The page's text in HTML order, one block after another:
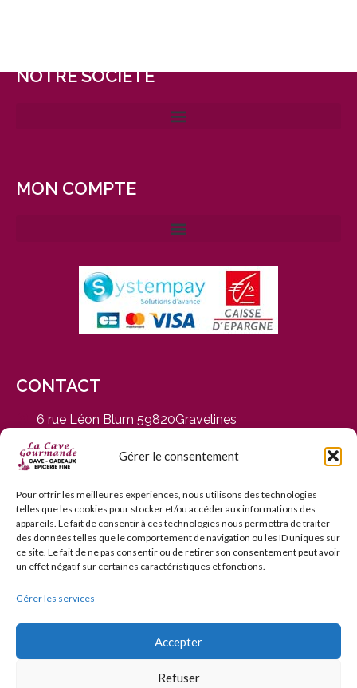
Gérer le consentement
Pour offrir les meilleures expériences, nous utilisons des technologies
telles que les cookies pour stocker et/ou accéder aux informations des
appareils. Le fait de consentir à ces technologies nous permettra de traiter
des données telles que le comportement de navigation ou les ID uniques sur
ce site. Le fait de ne pas consentir ou de retirer son consentement peut avoir
un effet négatif sur certaines caractéristiques et fonctions.
Gérer les services
Accepter
Refuser
NOTRE SOCIÉTÉ
MON COMPTE
CONTACT
6 rue Léon Blum 59820Gravelines
du Mardi au Samedi, de 9h30 à 12h30 et de 14h30 à
19h
03 28 65 01 92
contact@cavegourmande.fr
www.cavegourmande.fr
L’ABUS D’ALCOOL EST DANGEREUX POUR LA SANTÉ — À
CONSOMMER AVEC MODÉRATION — INTERDICTION DE
VENTE AUX MINEURS DE MOINS DE 18 ANS
© 2006–2026 La Cave Gourmande. Tous droits réservés.